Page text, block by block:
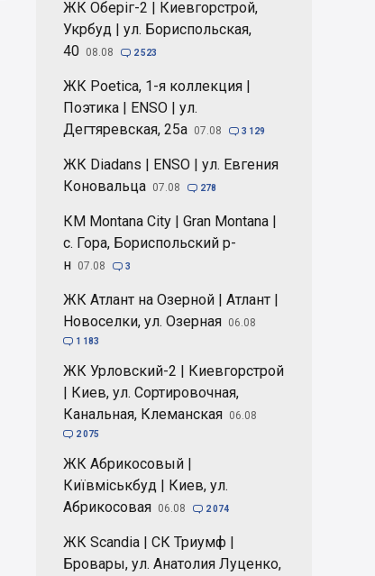
ЖК Оберіг-2 | Киевгорстрой,
Укрбуд | ул. Бориспольская,
40 08.08  2 523
ЖК Poetica, 1-я коллекция |
Поэтика | ENSO | ул.
Дегтяревская, 25а 07.08  3 129
ЖК Diadans | ENSO | ул. Евгения
Коновальца 07.08  278
КМ Montana City | Gran Montana |
с. Гора, Бориспольский р-
н 07.08  3
ЖК Атлант на Озерной | Атлант |
Новоселки, ул. Озерная 06.08
 1 183
ЖК Урловский-2 | Киевгорстрой
| Киев, ул. Сортировочная,
Канальная, Клеманская 06.08
 2 075
ЖК Абрикосовый |
Київміськбуд | Киев, ул.
Абрикосовая 06.08  2 074
ЖК Scandia | СК Триумф |
Бровары, ул. Анатолия Луценко,